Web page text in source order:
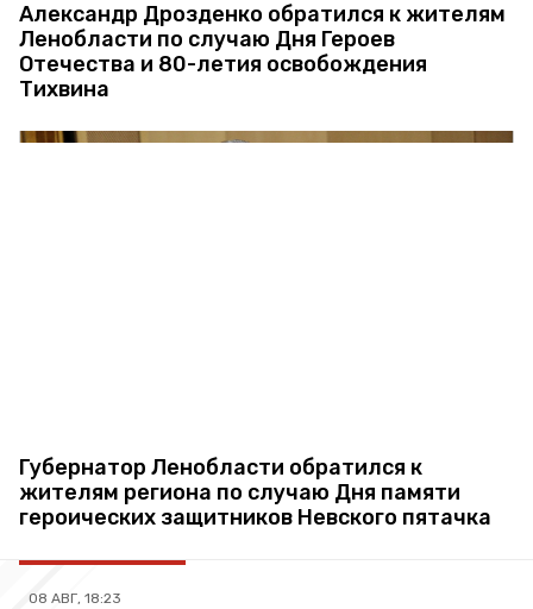
Александр Дрозденко обратился к жителям
Ленобласти по случаю Дня Героев
Отечества и 80-летия освобождения
Тихвина
Губернатор Ленобласти обратился к
жителям региона по случаю Дня памяти
героических защитников Невского пятачка
08 АВГ, 18:23